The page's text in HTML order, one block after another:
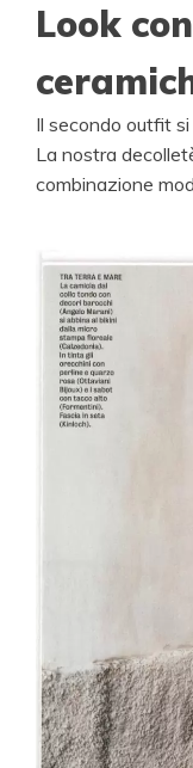
Look
Il secondo outfit
La nostra
combinazione